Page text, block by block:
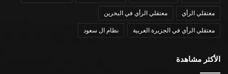
معتقلي الرأي معتقلي الرأي في البحرين
معتقلي الرأي في الجزيرة العربية نظام ال سعود
الأكثر مشاهدة